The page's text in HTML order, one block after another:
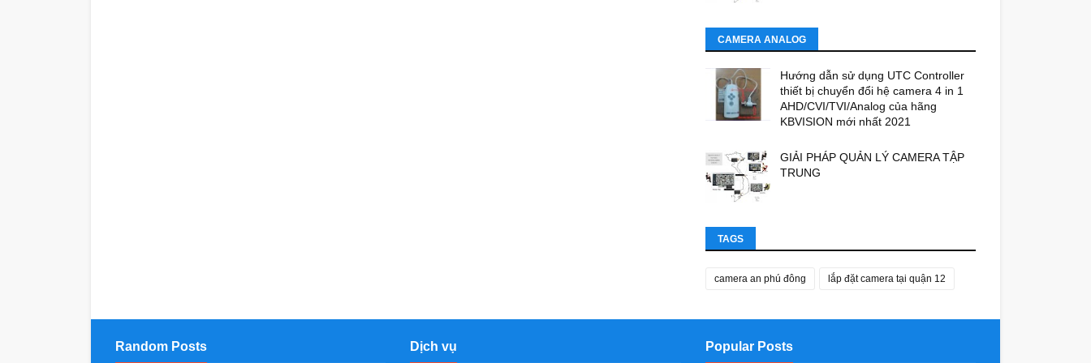
CAMERA ANALOG
Hướng dẫn sử dụng UTC Controller
thiết bị chuyển đổi hệ camera 4 in 1
AHD/CVI/TVI/Analog của hãng
KBVISION mới nhất 2021
GIẢI PHÁP QUẢN LÝ CAMERA TẬP
TRUNG
TAGS
camera an phú đông lắp đặt camera tại quận 12
Random Posts Dịch vụ Popular Posts